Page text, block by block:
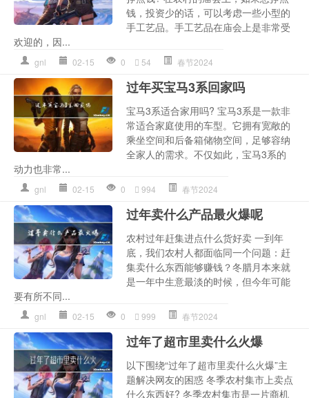
钱，投资少的话，可以考虑一些小型的
手工艺品。手工艺品在庙会上是非常受
欢迎的，因...
gnl 02-15 0 54 春节2024
过年买宝马3系回家吗
宝马3系适合家用吗? 宝马3系是一款非
常适合家庭使用的车型。它拥有宽敞的
乘坐空间和后备箱储物空间，足够容纳
全家人的需求。不仅如此，宝马3系的
动力也非常...
gnl 02-15 0 994 春节2024
过年卖什么产品最火爆呢
农村过年赶集进点什么货好卖 一到年
底，我们农村人都面临同一个问题：赶
集卖什么东西能够赚钱？冬腊月本来就
是一年中生意最淡的时候，但今年可能
要有所不同...
gnl 02-15 0 999 春节2024
过年了超市里卖什么火爆
以下围绕“过年了超市里卖什么火爆”主
题解决网友的困惑 冬季农村集市上卖点
什么东西好? 冬季农村集市是一片商机